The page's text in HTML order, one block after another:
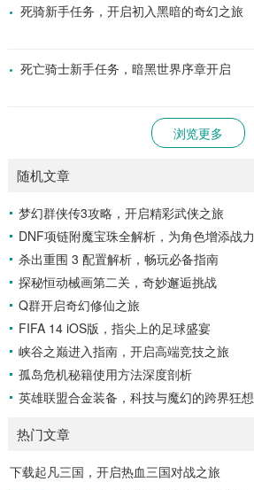
死骑新手任务，开启初入黑暗的奇幻之旅
死亡骑士新手任务，暗黑世界序章开启
浏览更多
随机文章
梦幻群侠传3攻略，开启精彩武侠之旅
DNF项链附魔宝珠全解析，为角色增添战力
杀出重围 3 配置解析，畅玩必备指南
探秘恒动械画第二关，奇妙邂逅挑战
Q群开启奇幻修仙之旅
FIFA 14 iOS版，指尖上的足球盛宴
峡谷之巅进入指南，开启高端竞技之旅
孤岛危机秘籍使用方法深度剖析
英雄联盟合金装备，科技与魔幻的跨界狂想
热门文章
下载起凡三国，开启热血三国对战之旅